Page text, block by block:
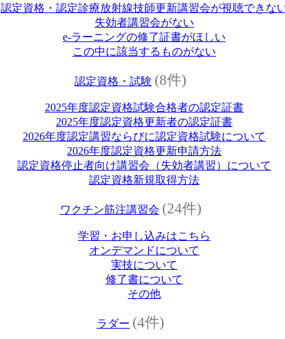
認定資格・認定診療放射線技師更新講習会が視聴できな
失効者講習会がない
e‐ラーニングの修了証書がほしい
この中に該当するものがない
認定資格・試験 (8件)
2025年度認定資格試験合格者の認定証書
2025年度認定資格更新者の認定証書
2026年度認定講習ならびに認定資格試験について
2026年度認定資格更新申請方法
認定資格停止者向け講習会（失効者講習）について
認定資格新規取得方法
ワクチン筋注講習会 (24件)
学習・お申し込みはこちら
オンデマンドについて
実技について
修了書について
その他
ラダー (4件)